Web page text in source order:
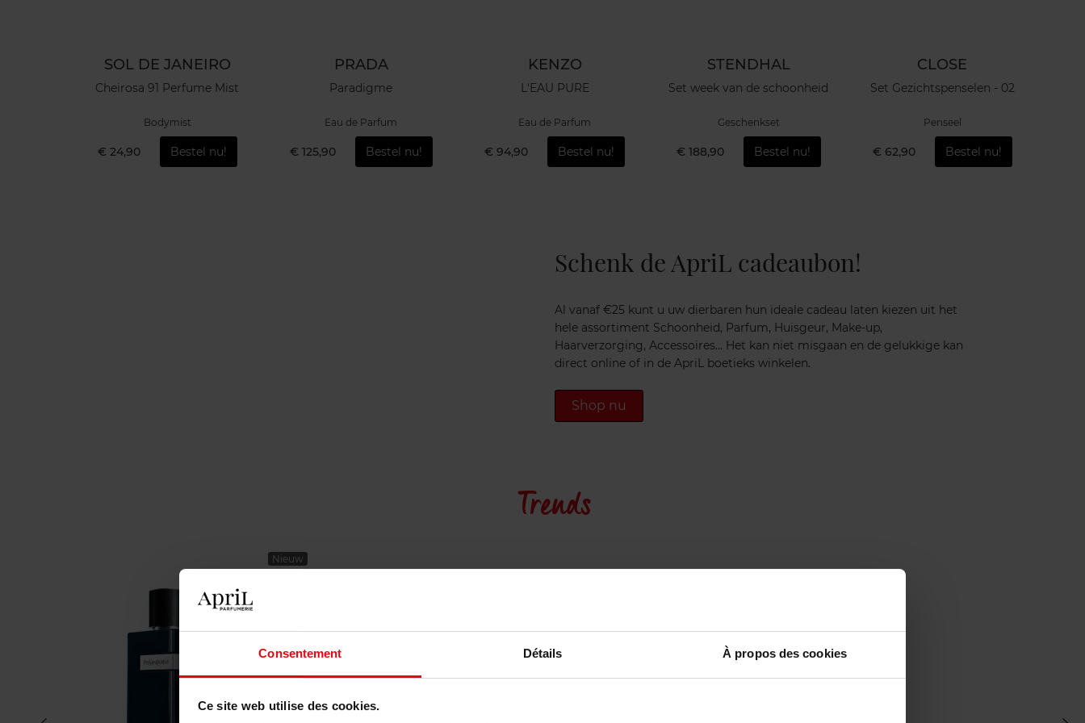
Consentement Détails À propos des cookies
Ce site web utilise des cookies.
SOL DE JANEIRO
Cheirosa 91 Perfume Mist
Bodymist
€ 24,90 Bestel nu!
PRADA
Paradigme
Eau de Parfum
€ 125,90 Bestel nu!
KENZO
L'EAU PURE
Eau de Parfum
€ 94,90 Bestel nu!
STENDHAL
Set week van de schoonheid
Geschenkset
€ 188,90 Bestel nu!
CLOSE
Set Gezichtspenselen - 02
Penseel
€ 62,90 Bestel nu!
Schenk de ApriL cadeaubon!
Al vanaf €25 kunt u uw dierbaren hun ideale cadeau laten kiezen uit het
hele assortiment Schoonheid, Parfum, Huisgeur, Make-up,
Haarverzorging, Accessoires... Het kan niet misgaan en de gelukkige kan
direct online of in de ApriL boetieks winkelen.
Shop nu
Trends
Nieuw